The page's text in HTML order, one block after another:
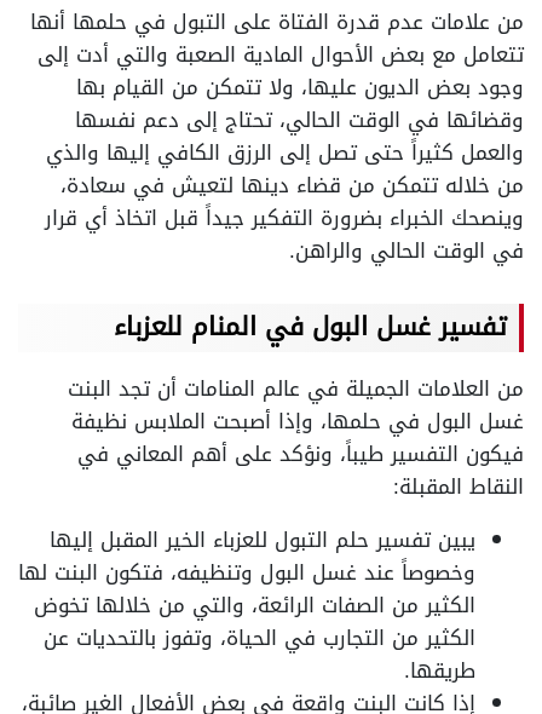
من علامات عدم قدرة الفتاة على التبول في حلمها أنها
تتعامل مع بعض الأحوال المادية الصعبة والتي أدت إلى
وجود بعض الديون عليها، ولا تتمكن من القيام بها
وقضائها في الوقت الحالي، تحتاج إلى دعم نفسها
والعمل كثيراً حتى تصل إلى الرزق الكافي إليها والذي
من خلاله تتمكن من قضاء دينها لتعيش في سعادة،
وينصحك الخبراء بضرورة التفكير جيداً قبل اتخاذ أي قرار
في الوقت الحالي والراهن.
تفسير غسل البول في المنام للعزباء
من العلامات الجميلة في عالم المنامات أن تجد البنت
غسل البول في حلمها، وإذا أصبحت الملابس نظيفة
فيكون التفسير طيباً، ونؤكد على أهم المعاني في
النقاط المقبلة:
يبين تفسير حلم التبول للعزباء الخير المقبل إليها
وخصوصاً عند غسل البول وتنظيفه، فتكون البنت لها
الكثير من الصفات الرائعة، والتي من خلالها تخوض
الكثير من التجارب في الحياة، وتفوز بالتحديات عن
طريقها.
إذا كانت البنت واقعة في بعض الأفعال الغير صائبة،